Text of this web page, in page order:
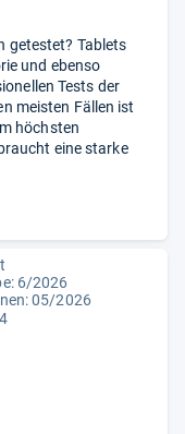
getestet? Tablets
und ebenso
Tests der
meisten Fällen ist
höchsten
eine starke
6/2026
05/2026